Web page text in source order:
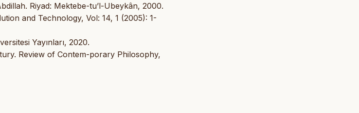
Riyad: Mektebe-tu’l-Ubeykân, 2000.
and Technology, Vol: 14, 1 (2005): 1-
Yayınları, 2020.
Review of Contem-porary Philosophy,